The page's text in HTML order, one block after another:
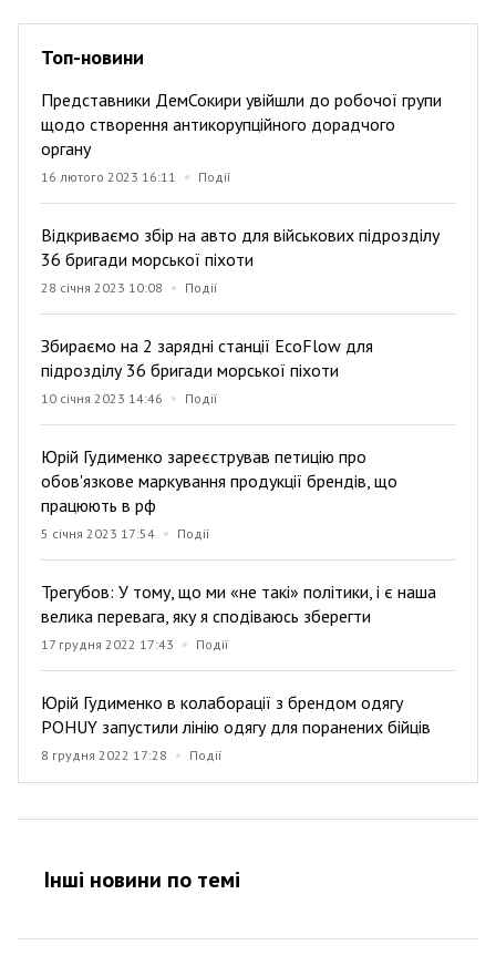
Топ-новини
Представники ДемСокири увійшли до робочої групи
щодо створення антикорупційного дорадчого
органу
16 лютого 2023 16:11 Події
Відкриваємо збір на авто для військових підрозділу
36 бригади морської піхоти
28 січня 2023 10:08 Події
Збираємо на 2 зарядні станції EcoFlow для
підрозділу 36 бригади морської піхоти
10 січня 2023 14:46 Події
Юрій Гудименко зареєстрував петицію про
обов'язкове маркування продукції брендів, що
працюють в рф
5 січня 2023 17:54 Події
Трегубов: У тому, що ми «не такі» політики, і є наша
велика перевага, яку я сподіваюсь зберегти
17 грудня 2022 17:43 Події
Юрій Гудименко в колаборації з брендом одягу
POHUY запустили лінію одягу для поранених бійців
8 грудня 2022 17:28 Події
Інші новини по темi